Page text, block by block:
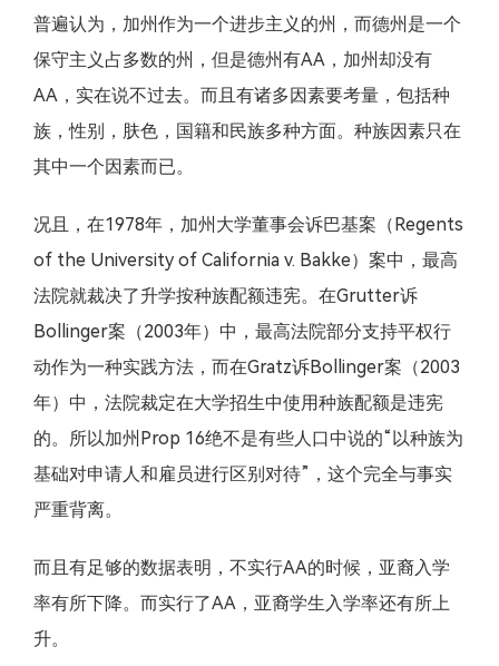
普遍认为，加州作为一个进步主义的州，而德州是一个
保守主义占多数的州，但是德州有AA，加州却没有
AA，实在说不过去。而且有诸多因素要考量，包括种
族，性别，肤色，国籍和民族多种方面。种族因素只在
其中一个因素而已。
况且，在1978年，加州大学董事会诉巴基案（Regents
of the University of California v. Bakke）案中，最高
法院就裁决了升学按种族配额违宪。在Grutter诉
Bollinger案（2003年）中，最高法院部分支持平权行
动作为一种实践方法，而在Gratz诉Bollinger案（2003
年）中，法院裁定在大学招生中使用种族配额是违宪
的。所以加州Prop 16绝不是有些人口中说的“以种族为
基础对申请人和雇员进行区别对待”，这个完全与事实
严重背离。
而且有足够的数据表明，不实行AA的时候，亚裔入学
率有所下降。而实行了AA，亚裔学生入学率还有所上
升。